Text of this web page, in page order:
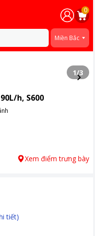
0
Miền Bắc
1/3
h, S600
Xem điểm trưng bày
tiết)